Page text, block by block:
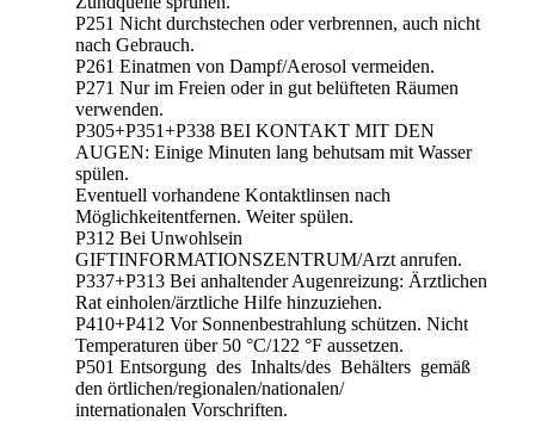
P251 Nicht durchstechen oder verbrennen, auch nicht
nach Gebrauch.
P261 Einatmen von Dampf/Aerosol vermeiden.
P271 Nur im Freien oder in gut belüfteten Räumen
verwenden.
P305+P351+P338 BEI KONTAKT MIT DEN
AUGEN: Einige Minuten lang behutsam mit Wasser
spülen.
Eventuell vorhandene Kontaktlinsen nach
Möglichkeitentfernen. Weiter spülen.
P312 Bei Unwohlsein
GIFTINFORMATIONSZENTRUM/Arzt anrufen.
P337+P313 Bei anhaltender Augenreizung: Ärztlichen
Rat einholen/ärztliche Hilfe hinzuziehen.
P410+P412 Vor Sonnenbestrahlung schützen. Nicht
Temperaturen über 50 °C/122 °F aussetzen.
P501 Entsorgung des Inhalts/des Behälters gemäß
den örtlichen/regionalen/nationalen/
internationalen Vorschriften.